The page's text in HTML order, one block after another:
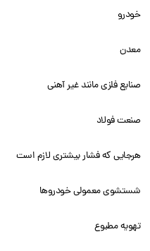
خودرو
معدن
صنایع فلزی مانند غیر آهنی
صنعت فولاد
هرجایی که فشار بیشتری لازم است
شستشوی معمولی خودروها
تهویه مطبوع